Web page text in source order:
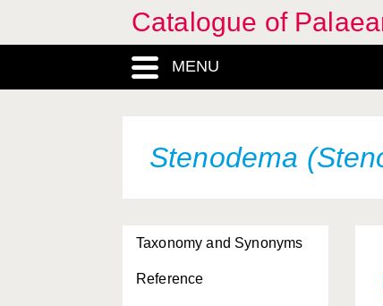
Catalogue of
MENU
Stenodema
Taxonomy and Synonyms
Reference